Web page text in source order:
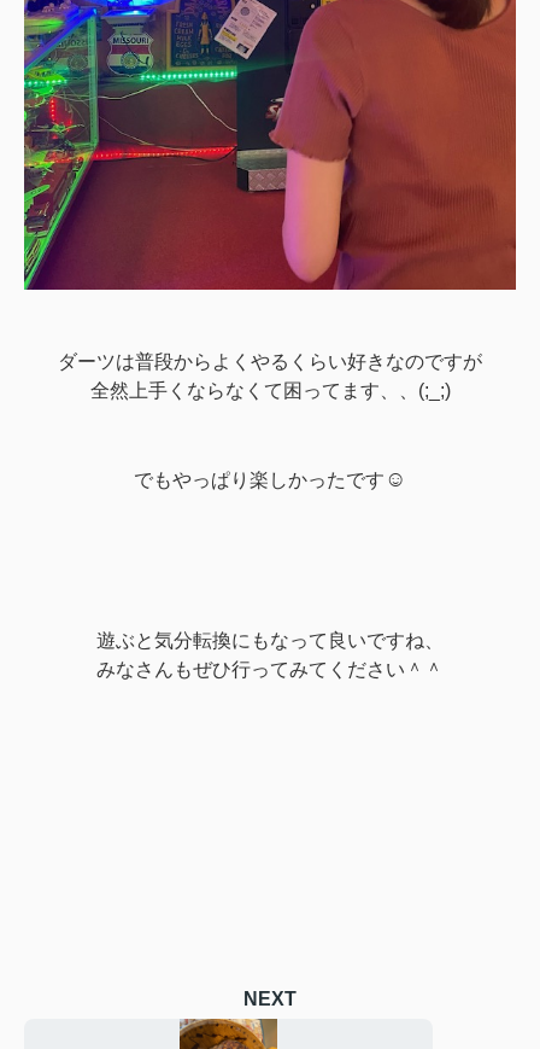
ダーツは普段からよくやるくらい好きなのですが
全然上手くならなくて困ってます、、(;_;)
でもやっぱり楽しかったです ☺
遊ぶと気分転換にもなって良いですね、
みなさんもぜひ行ってみてください＾＾
NEXT